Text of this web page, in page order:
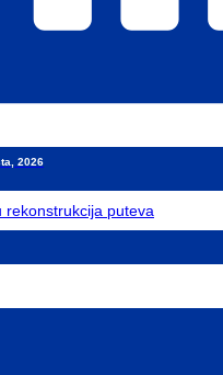
2026
rekonstrukcija puteva